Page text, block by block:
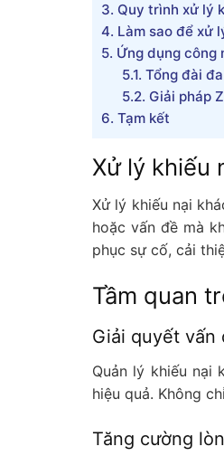
3. Quy trình xử lý
4. Làm sao để xử
5. Ứng dụng công
5.1. Tổng đài
5.2. Giải pháp
6. Tạm kết
Xử lý khiếu
Xử lý khiếu nại
hoặc vấn đề mà
phục sự cố, cải
Tầm quan
Giải quyết vấn
Quản lý khiếu nại
hiệu quả. Không
Tăng cường